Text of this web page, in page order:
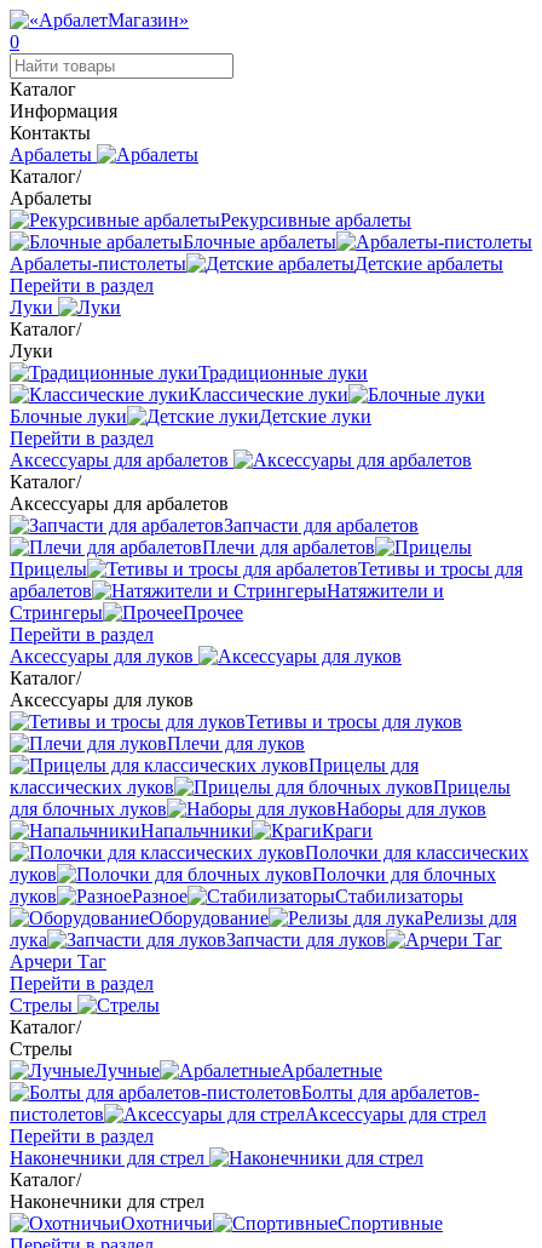
0
Каталог
Информация
Контакты
Арбалеты
Каталог/
Арбалеты
Рекурсивные арбалеты
Блочные арбалеты
Арбалеты-пистолеты
Детские арбалеты
Перейти в раздел
Луки
Каталог/
Луки
Традиционные луки
Классические луки
Блочные луки
Детские луки
Перейти в раздел
Аксессуары для арбалетов
Каталог/
Аксессуары для арбалетов
Запчасти для арбалетов
Плечи для арбалетов
Прицелы
Тетивы и тросы для
арбалетов
Натяжители и
Стрингеры
Прочее
Перейти в раздел
Аксессуары для луков
Каталог/
Аксессуары для луков
Тетивы и тросы для луков
Плечи для луков
Прицелы для
классических луков
Прицелы
для блочных луков
Наборы для луков
Напальчники
Краги
Полочки для классических
луков
Полочки для блочных
луков
Разное
Стабилизаторы
Оборудование
Релизы для
лука
Запчасти для луков
Арчери Таг
Перейти в раздел
Стрелы
Каталог/
Стрелы
Лучные
Арбалетные
Болты для арбалетов-
пистолетов
Аксессуары для стрел
Перейти в раздел
Наконечники для стрел
Каталог/
Наконечники для стрел
Охотничьи
Спортивные